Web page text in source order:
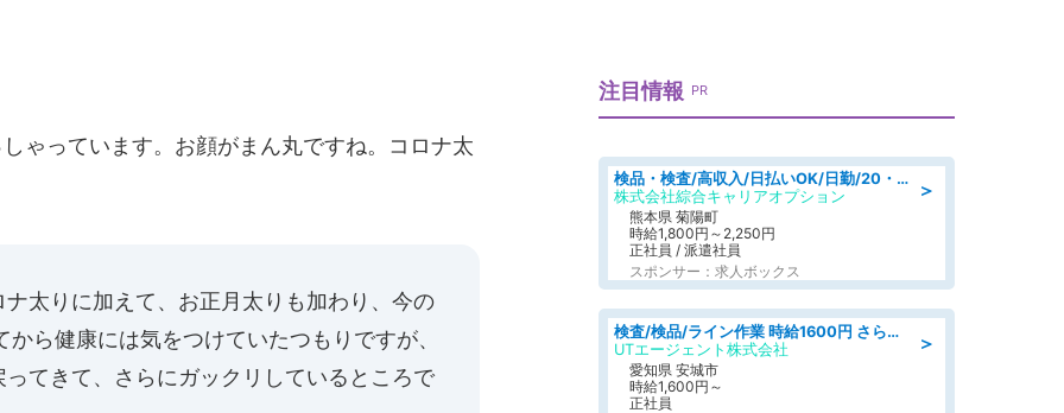
ゃっています。お顔がまん丸ですね。コロナ太
太りに加えて、お正月太りも加わり、今の
ら健康には気をつけていたつもりですが、
てきて、さらにガックリしているところで
注目情報 PR
＞
検品・検査/高収入/日払いOK/日勤/20・30・40代活躍中/製造 工場
株式会社綜合キャリアオプション
熊本県 菊陽町
時給1,800円～2,250円
正社員 / 派遣社員
スポンサー：求人ボックス
＞
検査/検品/ライン作業 時給1600円 さら半年ごとに時給50円UP 検品·検査
UTエージェント株式会社
愛知県 安城市
時給1,600円～
正社員